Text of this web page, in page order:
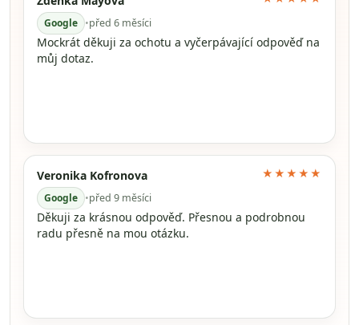
Google •před 6 měsíci
Mockrát děkuji za ochotu a vyčerpávající odpověď na
můj dotaz.
Veronika Kofronova
Google •před 9 měsíci
★★★★★
Děkuji za krásnou odpověď. Přesnou a podrobnou
radu přesně na mou otázku.